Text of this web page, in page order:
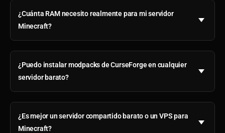
¿Cuánta RAM necesito realmente para mi servidor
Minecraft?
¿Puedo instalar modpacks de CurseForge en cualquier
servidor barato?
¿Es mejor un servidor compartido barato o un VPS para
Minecraft?